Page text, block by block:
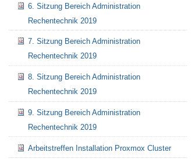
6. Sitzung Bereich Administration
Rechentechnik 2019
7. Sitzung Bereich Administration
Rechentechnik 2019
8. Sitzung Bereich Administration
Rechentechnik 2019
9. Sitzung Bereich Administration
Rechentechnik 2019
Arbeitstreffen Installation Proxmox Cluster